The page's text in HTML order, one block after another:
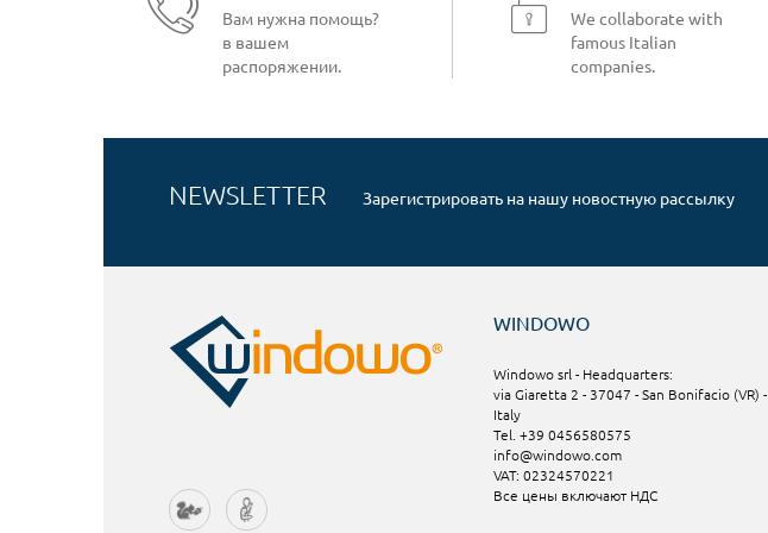
Вам нужна помощь?
в вашем
распоряжении.
We collaborate with
famous Italian
companies.
NEWSLETTER Зарегистрировать на нашу новостную рассылку
WINDOWO
Windowo srl - Headquarters:
via Giaretta 2 - 37047 - San Bonifacio (VR) -
Italy
Tel. +39 0456580575
info@windowo.com
VAT: 02324570221
Все цены включают НДС